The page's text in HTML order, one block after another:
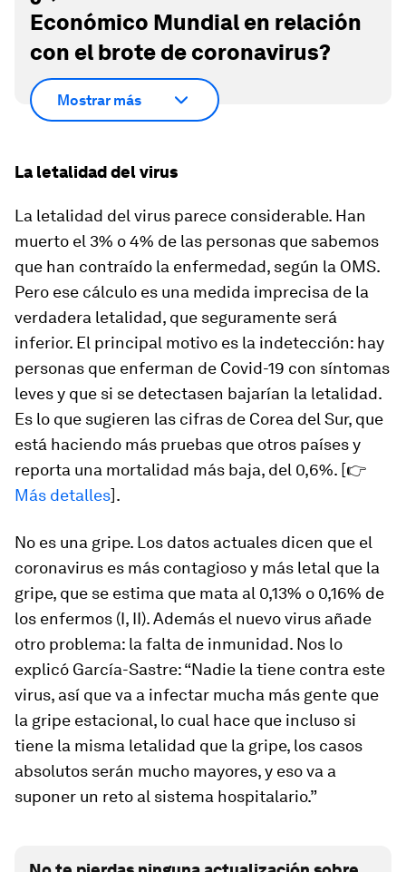
Económico Mundial en relación
con el brote de coronavirus?
Mostrar más
La letalidad del virus
La letalidad del virus parece considerable. Han
muerto el 3% o 4% de las personas que sabemos
que han contraído la enfermedad, según la OMS.
Pero ese cálculo es una medida imprecisa de la
verdadera letalidad, que seguramente será
inferior. El principal motivo es la indetección: hay
personas que enferman de Covid-19 con síntomas
leves y que si se detectasen bajarían la letalidad.
Es lo que sugieren las cifras de Corea del Sur, que
está haciendo más pruebas que otros países y
reporta una mortalidad más baja, del 0,6%. [👉
Más detalles].
No es una gripe. Los datos actuales dicen que el
coronavirus es más contagioso y más letal que la
gripe, que se estima que mata al 0,13% o 0,16% de
los enfermos (I, II). Además el nuevo virus añade
otro problema: la falta de inmunidad. Nos lo
explicó García-Sastre: “Nadie la tiene contra este
virus, así que va a infectar mucha más gente que
la gripe estacional, lo cual hace que incluso si
tiene la misma letalidad que la gripe, los casos
absolutos serán mucho mayores, y eso va a
suponer un reto al sistema hospitalario.”